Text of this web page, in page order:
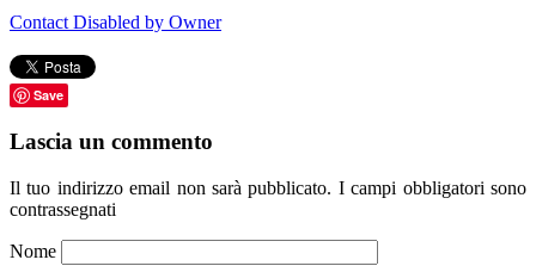
Contact Disabled by Owner
Save
Lascia un commento
Il tuo indirizzo email non sarà pubblicato. I campi obbligatori sono
contrassegnati
Nome